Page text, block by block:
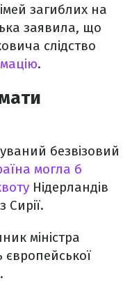
загиблих на
заявила, що
слідство
.
безвізовий
могла б
Нідерландів
Сирії.
міністра
європейської